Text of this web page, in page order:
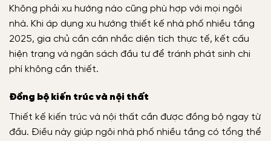
Không phải xu hướng nào cũng phù hợp với mọi ngôi
nhà. Khi áp dụng xu hướng thiết kế nhà phố nhiều tầng
2025, gia chủ cần cân nhắc diện tích thực tế, kết cấu
hiện trạng và ngân sách đầu tư để tránh phát sinh chi
phí không cần thiết.
Đồng bộ kiến trúc và nội thất
Thiết kế kiến trúc và nội thất cần được đồng bộ ngay từ
đầu. Điều này giúp ngôi nhà phố nhiều tầng có tổng thể